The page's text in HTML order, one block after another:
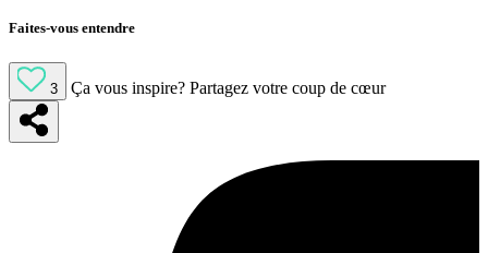
Faites-vous entendre
3 Ça vous inspire? Partagez votre coup de cœur